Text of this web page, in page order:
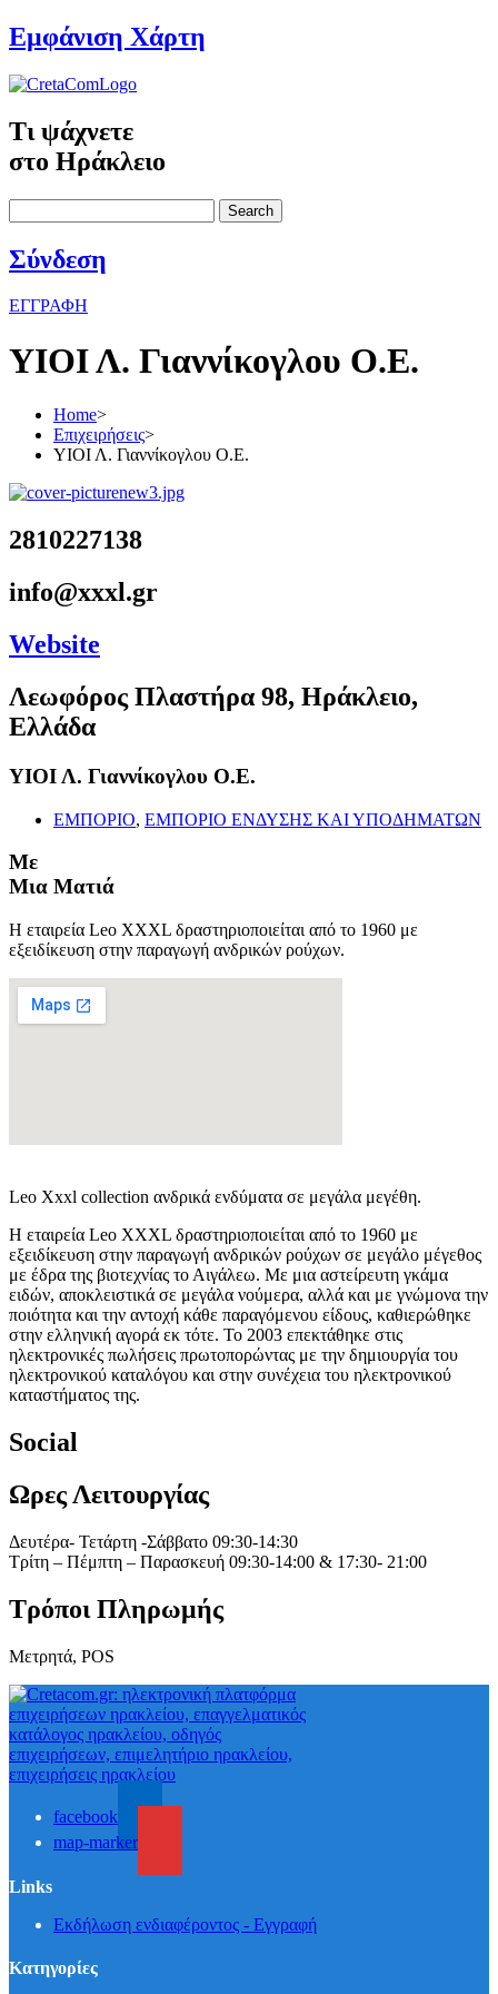
Εμφάνιση Χάρτη
Τι ψάχνετε
στο Ηράκλειο
Search
Σύνδεση
ΕΓΓΡΑΦΗ
ΥΙΟΙ Λ. Γιαννίκογλου Ο.Ε.
Home>
Επιχειρήσεις>
ΥΙΟΙ Λ. Γιαννίκογλου Ο.Ε.
2810227138
info@xxxl.gr
Website
Λεωφόρος Πλαστήρα 98, Ηράκλειο,
Ελλάδα
ΥΙΟΙ Λ. Γιαννίκογλου Ο.Ε.
ΕΜΠΟΡΙΟ, ΕΜΠΟΡΙΟ ΕΝΔΥΣΗΣ ΚΑΙ ΥΠΟΔΗΜΑΤΩΝ
Με
Μια Ματιά
Η εταιρεία Leo XXXL δραστηριοποιείται από το 1960 με
εξειδίκευση στην παραγωγή ανδρικών ρούχων.
Leo Xxxl collection ανδρικά ενδύματα σε μεγάλα μεγέθη.
Η εταιρεία Leo XXXL δραστηριοποιείται από το 1960 με
εξειδίκευση στην παραγωγή ανδρικών ρούχων σε μεγάλο μέγεθος
με έδρα της βιοτεχνίας το Αιγάλεω. Με μια αστείρευτη γκάμα
ειδών, αποκλειστικά σε μεγάλα νούμερα, αλλά και με γνώμονα την
ποιότητα και την αντοχή κάθε παραγόμενου είδους, καθιερώθηκε
στην ελληνική αγορά εκ τότε. Το 2003 επεκτάθηκε στις
ηλεκτρονικές πωλήσεις πρωτοπορώντας με την δημιουργία του
ηλεκτρονικού καταλόγου και στην συνέχεια του ηλεκτρονικού
καταστήματος της.
Social
Ωρες Λειτουργίας
Δευτέρα- Τετάρτη -Σάββατο 09:30-14:30
Τρίτη – Πέμπτη – Παρασκευή 09:30-14:00 & 17:30- 21:00
Τρόποι Πληρωμής
Μετρητά, POS
facebook
map-marker
Links
Εκδήλωση ενδιαφέροντος - Εγγραφή
Κατηγορίες